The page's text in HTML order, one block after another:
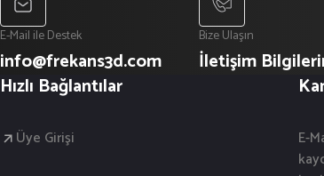
E-Mail ile Destek
info@frekans3d.com
Bize Ulaşın
İletişim
Hızlı Bağlantılar
Üye Girişi
E-